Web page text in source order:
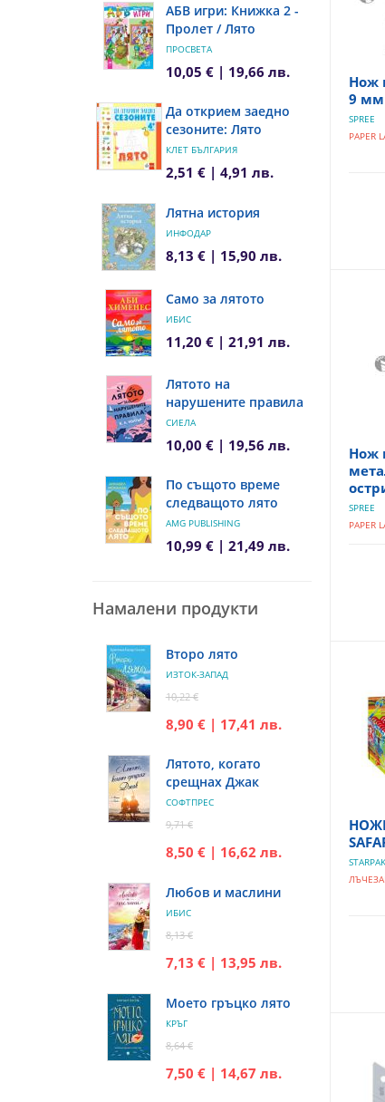
АБВ игри: Книжка 2 -
Пролет / Лято
ПРОСВЕТА
10,05 € | 19,66 лв.
Да открием заедно
сезоните: Лято
КЛЕТ БЪЛГАРИЯ
2,51 € | 4,91 лв.
Лятна история
ИНФОДАР
8,13 € | 15,90 лв.
Само за лятото
ИБИС
11,20 € | 21,91 лв.
Лятото на
нарушените правила
СИЕЛА
10,00 € | 19,56 лв.
По същото време
следващото лято
AMG PUBLISHING
10,99 € | 21,49 лв.
Намалени продукти
Второ лято
ИЗТОК-ЗАПАД
10,22 €
8,90 € | 17,41 лв.
Лятото, когато
срещнах Джак
СОФТПРЕС
9,71 €
8,50 € | 16,62 лв.
Любов и маслини
ИБИС
8,13 €
7,13 € | 13,95 лв.
Моето гръцко лято
КРЪГ
8,64 €
7,50 € | 14,67 лв.
Нож
9 мм
SPREE
PAPER
Нож
SPREE
PAPER
STARPAK